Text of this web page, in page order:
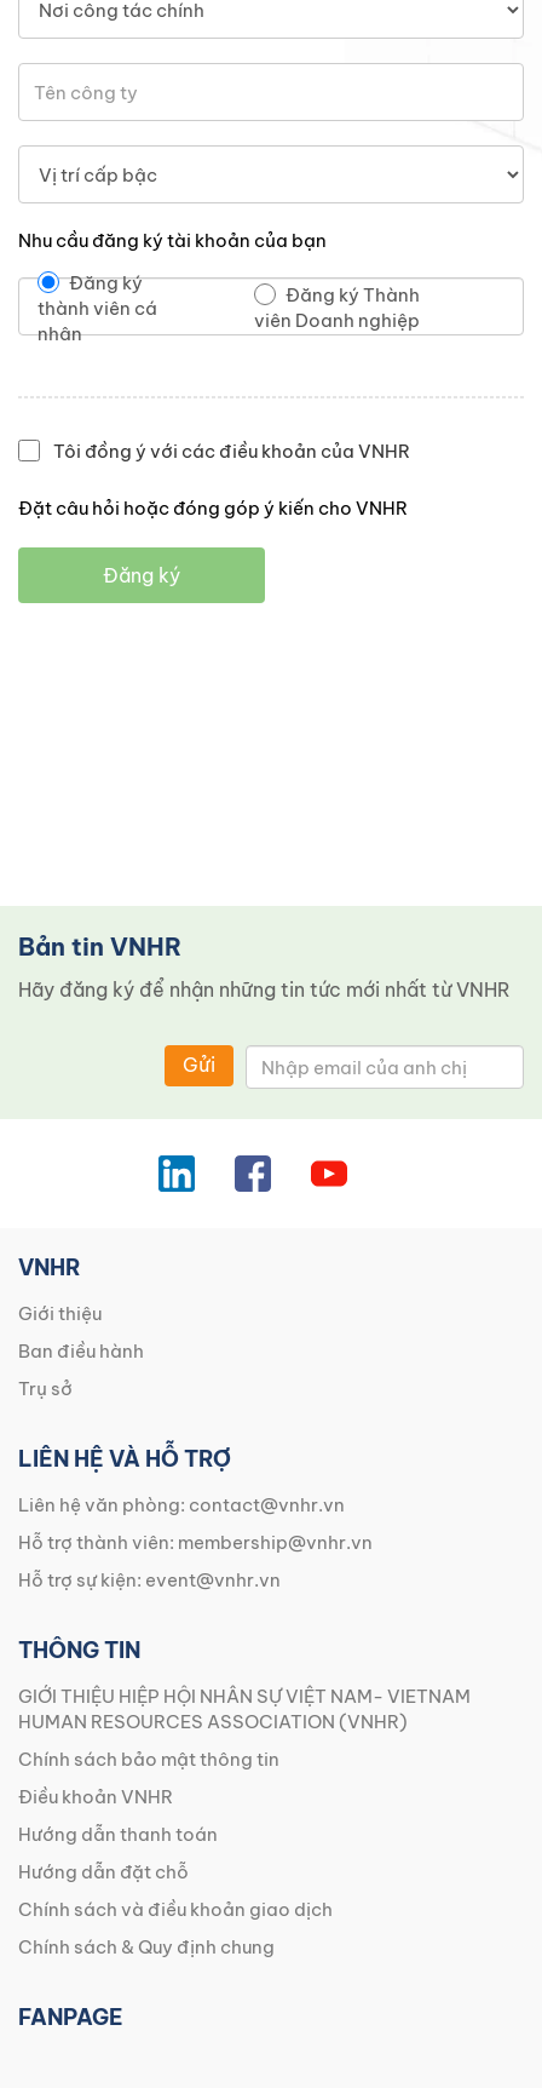
Nhu cầu đăng ký tài khoản của bạn
Đăng ký
thành viên cá
nhân
Đăng ký Thành
viên Doanh nghiệp
Tôi đồng ý với các điều khoản của VNHR
Đặt câu hỏi hoặc đóng góp ý kiến cho VNHR
Đăng ký
Bản tin VNHR
Hãy đăng ký để nhận những tin tức mới nhất từ ​​VNHR
Gửi
VNHR
Giới thiệu
Ban điều hành
Trụ sở
LIÊN HỆ VÀ HỖ TRỢ
Liên hệ văn phòng: contact@vnhr.vn
Hỗ trợ thành viên: membership@vnhr.vn
Hỗ trợ sự kiện: event@vnhr.vn
THÔNG TIN
GIỚI THIỆU HIỆP HỘI NHÂN SỰ VIỆT NAM- VIETNAM
HUMAN RESOURCES ASSOCIATION (VNHR)
Chính sách bảo mật thông tin
Điều khoản VNHR
Hướng dẫn thanh toán
Hướng dẫn đặt chỗ
Chính sách và điều khoản giao dịch
Chính sách & Quy định chung
FANPAGE